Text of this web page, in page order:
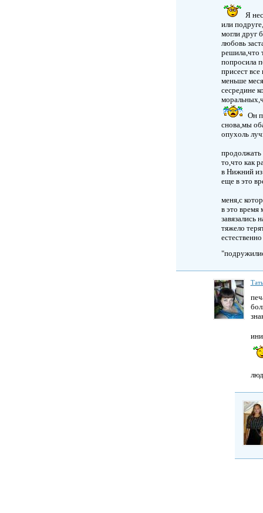
Я
или
могли друг
любовь
решила,что
попросила
присест
меньше
сесредине
Он
снова,мы
опухоль
продолжать
то,что как
в Нижний из
еще в это
меня,с
в это время
завязались
тяжело